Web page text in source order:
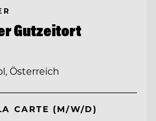
Gutzeitort
Österreich
CARTE (M/W/D)